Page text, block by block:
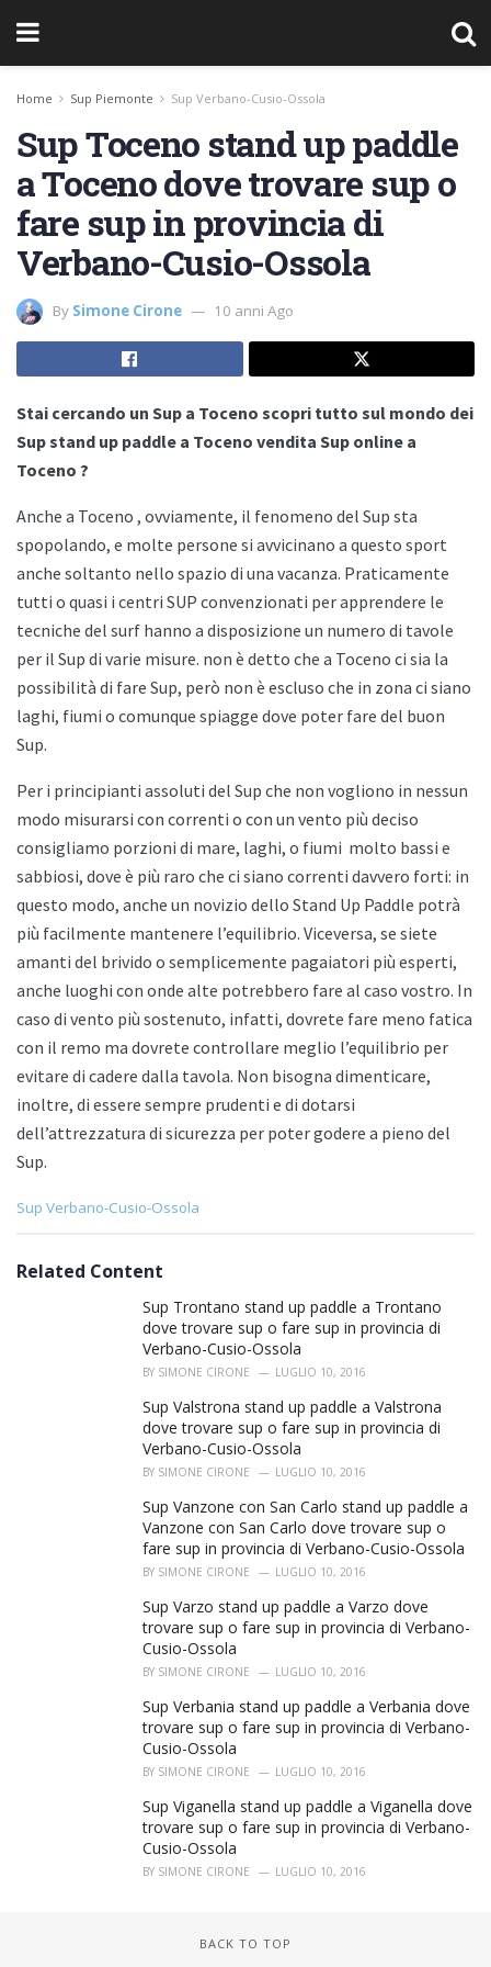
Home Sup Piemonte Sup Verbano-Cusio-Ossola
Sup Toceno stand up paddle
a Toceno dove trovare sup o
fare sup in provincia di
Verbano-Cusio-Ossola
By Simone Cirone 10 anni Ago
Stai cercando un Sup a Toceno scopri tutto sul mondo dei
Sup stand up paddle a Toceno vendita Sup online a
Toceno ?
Anche a Toceno , ovviamente, il fenomeno del Sup sta
spopolando, e molte persone si avvicinano a questo sport
anche soltanto nello spazio di una vacanza. Praticamente
tutti o quasi i centri SUP convenzionati per apprendere le
tecniche del surf hanno a disposizione un numero di tavole
per il Sup di varie misure. non è detto che a Toceno ci sia la
possibilità di fare Sup, però non è escluso che in zona ci siano
laghi, fiumi o comunque spiagge dove poter fare del buon
Sup.
Per i principianti assoluti del Sup che non vogliono in nessun
modo misurarsi con correnti o con un vento più deciso
consigliamo porzioni di mare, laghi, o fiumi molto bassi e
sabbiosi, dove è più raro che ci siano correnti davvero forti: in
questo modo, anche un novizio dello Stand Up Paddle potrà
più facilmente mantenere l’equilibrio. Viceversa, se siete
amanti del brivido o semplicemente pagaiatori più esperti,
anche luoghi con onde alte potrebbero fare al caso vostro. In
caso di vento più sostenuto, infatti, dovrete fare meno fatica
con il remo ma dovrete controllare meglio l’equilibrio per
evitare di cadere dalla tavola. Non bisogna dimenticare,
inoltre, di essere sempre prudenti e di dotarsi
dell’attrezzatura di sicurezza per poter godere a pieno del
Sup.
C
e
Sup Verbano-Cusio-Ossola
Related Content
Sup Trontano stand up paddle a Trontano
dove trovare sup o fare sup in provincia di
Verbano-Cusio-Ossola
BY SIMONE CIRONE LUGLIO 10, 2016
Sup Valstrona stand up paddle a Valstrona
dove trovare sup o fare sup in provincia di
Verbano-Cusio-Ossola
BY SIMONE CIRONE LUGLIO 10, 2016
Sup Vanzone con San Carlo stand up paddle a
Vanzone con San Carlo dove trovare sup o
fare sup in provincia di Verbano-Cusio-Ossola
BY SIMONE CIRONE LUGLIO 10, 2016
Sup Varzo stand up paddle a Varzo dove
trovare sup o fare sup in provincia di Verbano-
Cusio-Ossola
BY SIMONE CIRONE LUGLIO 10, 2016
Sup Verbania stand up paddle a Verbania dove
trovare sup o fare sup in provincia di Verbano-
Cusio-Ossola
BY SIMONE CIRONE LUGLIO 10, 2016
Sup Viganella stand up paddle a Viganella dove
trovare sup o fare sup in provincia di Verbano-
Cusio-Ossola
BY SIMONE CIRONE LUGLIO 10, 2016
BACK TO TOP